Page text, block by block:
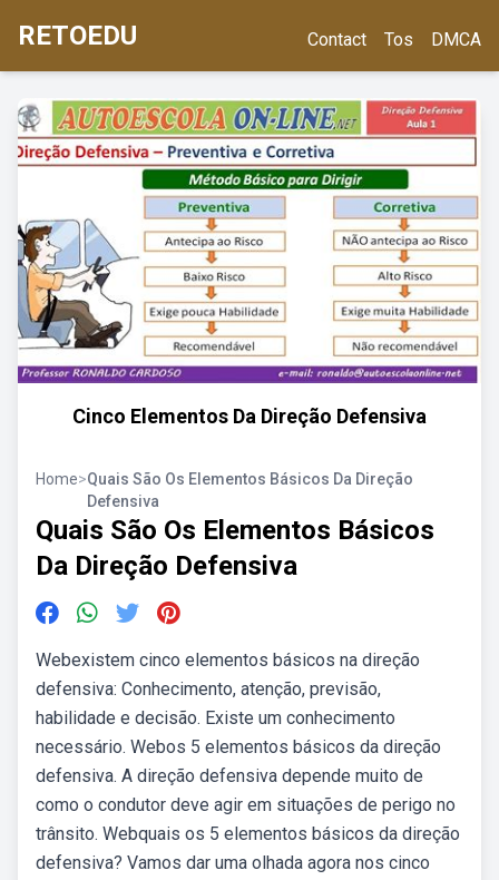
RETOEDU Contact Tos DMCA
Cinco Elementos Da Direção Defensiva
Home>Quais São Os Elementos Básicos Da Direção
Defensiva
Quais São Os Elementos Básicos
Da Direção Defensiva
Webexistem cinco elementos básicos na direção
defensiva: Conhecimento, atenção, previsão,
habilidade e decisão. Existe um conhecimento
necessário. Webos 5 elementos básicos da direção
defensiva. A direção defensiva depende muito de
como o condutor deve agir em situações de perigo no
trânsito. Webquais os 5 elementos básicos da direção
defensiva? Vamos dar uma olhada agora nos cinco